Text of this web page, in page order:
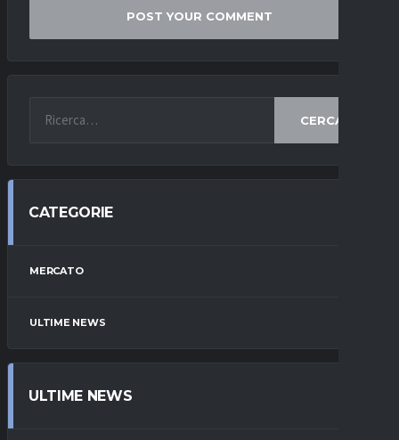
CERCA
CATEGORIE
MERCATO
ULTIME NEWS
ULTIME NEWS